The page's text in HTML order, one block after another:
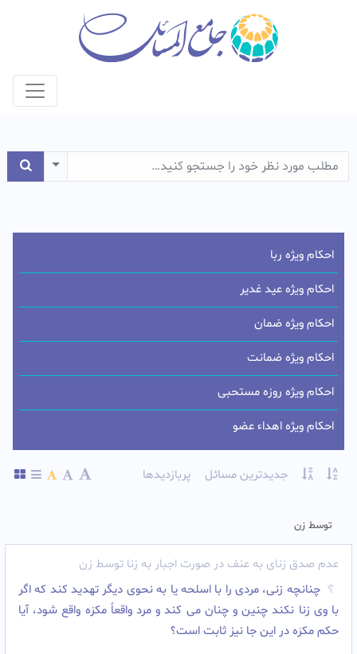
جدیدترین مسائل پربازدیدها
توسط زن
عدم صدق زنای به عنف در صورت اجبار به زنا توسط زن
چنانچه زنى، مردى را با اسلحه یا به نحوى دیگر تهدید کند که اگر
با وى زنا نکند چنین و چنان مى کند و مرد واقعاً مکرَه واقع شود، آیا
حکم مکرَه در این جا نیز ثابت است؟
احکام ویژه ربا
احکام ویژه عید غدیر
احکام ویژه ضمان
احکام ویژه ضمانت
احکام ویژه روزه مستحبی
احکام ویژه اهداء عضو